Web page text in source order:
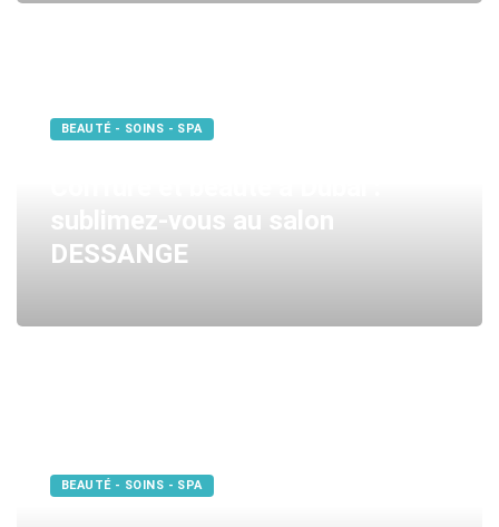
BEAUTÉ - SOINS - SPA
sublimez-vous au salon
DESSANGE
BEAUTÉ - SOINS - SPA